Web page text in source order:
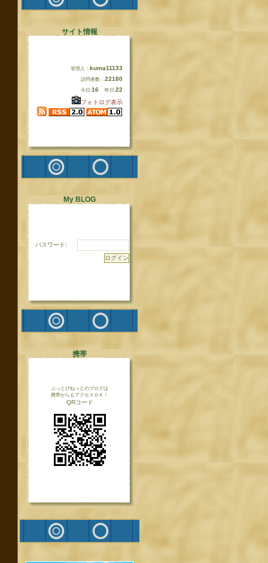
サイト情報
管理人： kuma11133
訪問者数： 22180
今日:16 昨日:22
フォトログ表示
My BLOG
パスワード:
携帯
ぶっとびねっとのブログは
携帯からもアクセスＯＫ！
QRコード